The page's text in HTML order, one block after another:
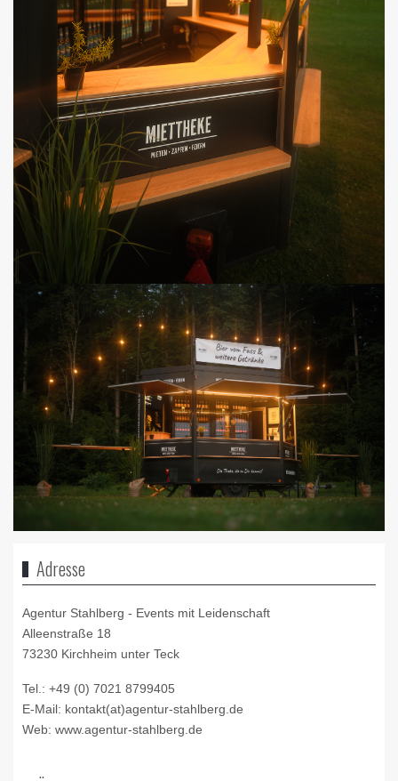
Adresse
Agentur Stahlberg - Events mit Leidenschaft
Alleenstraße 18
73230 Kirchheim unter Teck
Tel.: +49 (0) 7021 8799405
E-Mail: kontakt(at)agentur-stahlberg.de
Web: www.agentur-stahlberg.de